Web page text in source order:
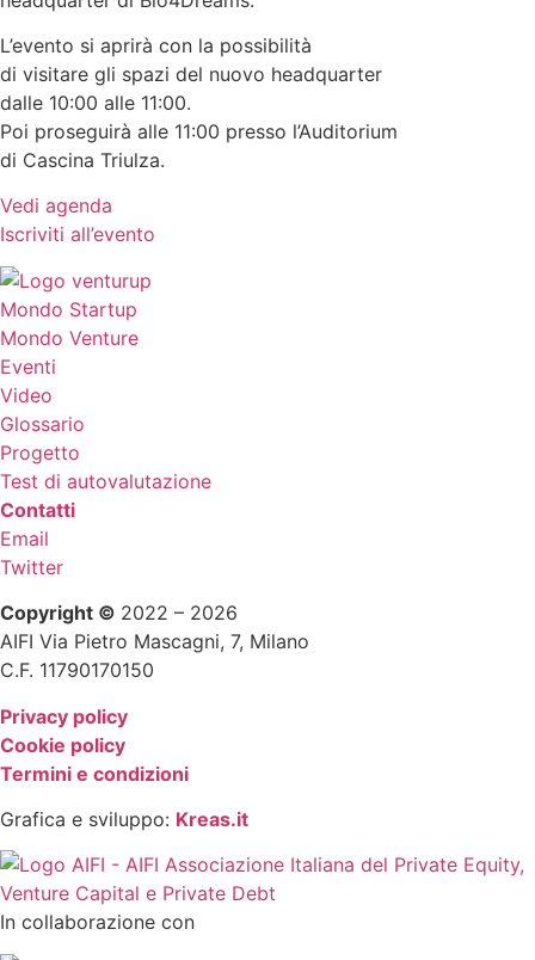
L’evento si aprirà con la possibilità
di visitare gli spazi del nuovo headquarter
dalle 10:00 alle 11:00.
Poi proseguirà alle 11:00 presso l’Auditorium
di Cascina Triulza.
Vedi agenda
Iscriviti all’evento
Mondo Startup
Mondo Venture
Eventi
Video
Glossario
Progetto
Test di autovalutazione
Contatti
Email
Twitter
Copyright © 2022 – 2026
AIFI Via Pietro Mascagni, 7, Milano
C.F. 11790170150
Privacy policy
Cookie policy
Termini e condizioni
Grafica e sviluppo: Kreas.it
In collaborazione con